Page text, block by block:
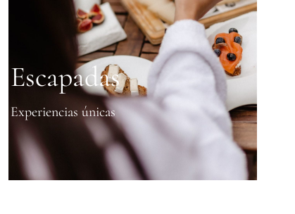
Escapadas
Experiencias únicas